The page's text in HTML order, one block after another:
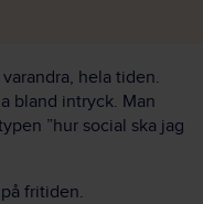
hela tiden.
bland intryck. Man
”hur social ska jag
fritiden.